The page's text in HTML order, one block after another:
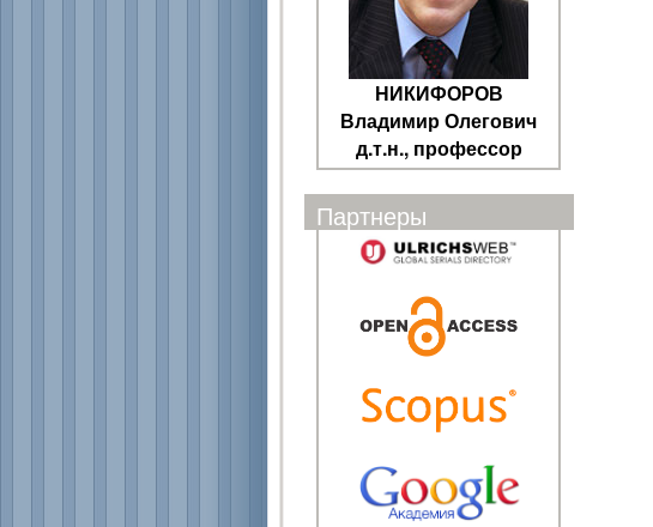
НИКИФОРОВ
Владимир Олегович
д.т.н., профессор
Партнеры